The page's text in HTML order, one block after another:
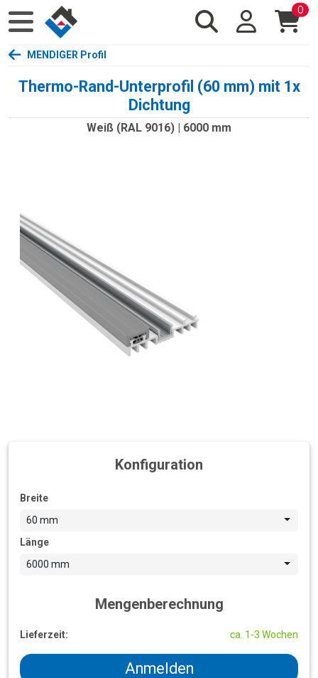
0
MENDIGER Profil
Thermo-Rand-Unterprofil (60 mm) mit 1x
Dichtung
Weiß (RAL 9016) | 6000 mm
Konfiguration
Breite
60 mm
Länge
6000 mm
Mengenberechnung
Lieferzeit: ca. 1-3 Wochen
Anmelden